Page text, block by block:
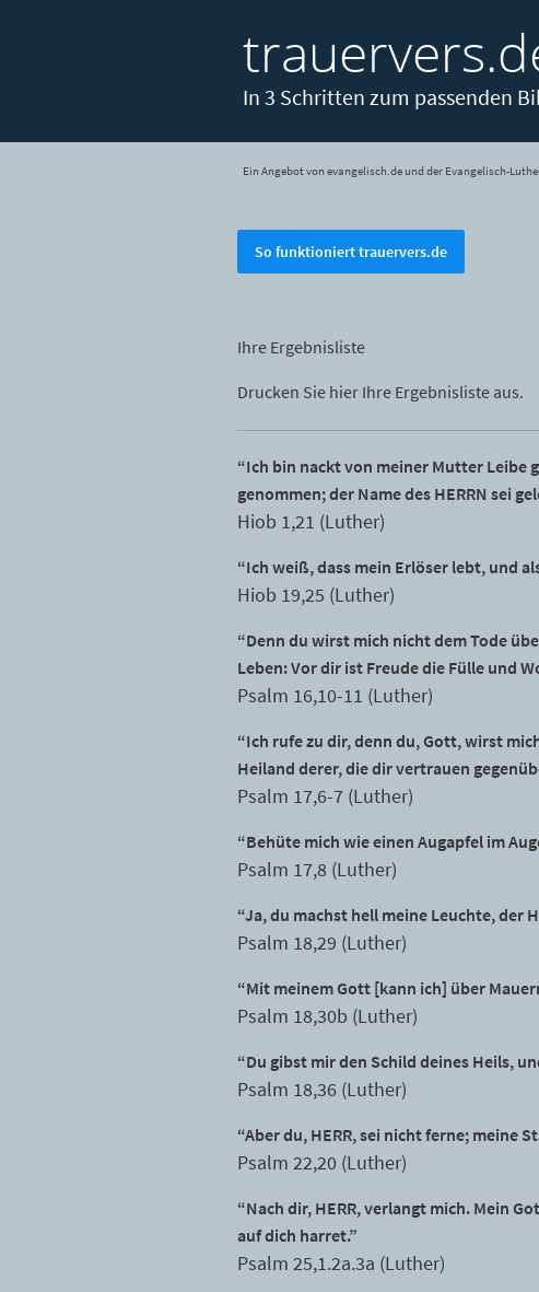
In 3 Schritten zum passenden
Ein Angebot von evangelisch.de und der Evangelisch-
So funktioniert trauervers.de
Ihre Ergebnisliste
Drucken Sie hier Ihre Ergebnisliste aus.
“Ich bin nackt von meiner Mutter Leibe
genommen; der Name des HERRN sei
Hiob 1,21 (Luther)
“Ich weiß, dass mein Erlöser lebt, und
Hiob 19,25 (Luther)
“Denn du wirst mich nicht dem Tode
Leben: Vor dir ist Freude die Fülle und
Psalm 16,10-11 (Luther)
“Ich rufe zu dir, denn du, Gott, wirst
Heiland derer, die dir vertrauen
Psalm 17,6-7 (Luther)
“Behüte mich wie einen Augapfel im
Psalm 17,8 (Luther)
“Ja, du machst hell meine Leuchte, der
Psalm 18,29 (Luther)
“Mit meinem Gott [kann ich] über
Psalm 18,30b (Luther)
“Du gibst mir den Schild deines Heils,
Psalm 18,36 (Luther)
“Aber du, HERR, sei nicht ferne; meine
Psalm 22,20 (Luther)
“Nach dir, HERR, verlangt mich. Mein
auf dich harret.”
Psalm 25,1.2a.3a (Luther)